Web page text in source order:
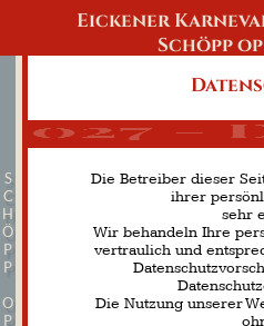
Eickener
Schöpp op 1935 eV.
P
P
O
P
Datenschutz
-
Die Betreiber dieser Seiten nehmen
ihrer persönlichen Daten
vertraulich und entsprechend der
Datenschutzvorschrifft, sowie
Datenschutzerklärung.
Die Nutzung unserer Webseite ist in
ohne
Angabe personenbezogener Daten
Soweit auf unseren Seiten
Daten (beispielsweise Name,
Mail-Adressen) erhoben werden,
soweit möglich,
stets auf freiwilliger Basis.
Diese Daten werden ohne Ihre